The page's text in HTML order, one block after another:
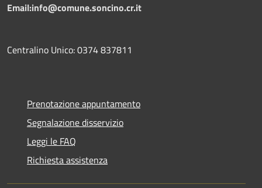
Email:info@comune.soncino.cr.it
Centralino Unico: 0374 837811
Prenotazione appuntamento
Segnalazione disservizio
Leggi le FAQ
Richiesta assistenza